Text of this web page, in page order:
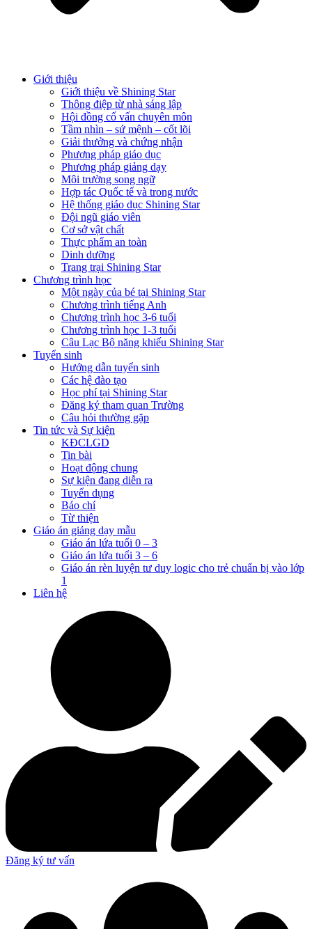
Giới thiệu
Giới thiệu về Shining Star
Thông điệp từ nhà sáng lập
Hội đồng cố vấn chuyên môn
Tầm nhìn – sứ mệnh – cốt lõi
Giải thưởng và chứng nhận
Phương pháp giáo dục
Phương pháp giảng dạy
Môi trường song ngữ
Hợp tác Quốc tế và trong nước
Hệ thống giáo dục Shining Star
Đội ngũ giáo viên
Cơ sở vật chất
Thực phẩm an toàn
Dinh dưỡng
Trang trại Shining Star
Chương trình học
Một ngày của bé tại Shining Star
Chương trình tiếng Anh
Chương trình học 3-6 tuổi
Chương trình học 1-3 tuổi
Câu Lạc Bộ năng khiếu Shining Star
Tuyển sinh
Hướng dẫn tuyển sinh
Các hệ đào tạo
Học phí tại Shining Star
Đăng ký tham quan Trường
Câu hỏi thường gặp
Tin tức và Sự kiện
KĐCLGD
Tin bài
Hoạt động chung
Sự kiện đang diễn ra
Tuyển dụng
Báo chí
Từ thiện
Giáo án giảng dạy mẫu
Giáo án lứa tuổi 0 – 3
Giáo án lứa tuổi 3 – 6
Giáo án rèn luyện tư duy logic cho trẻ chuẩn bị vào lớp
1
Liên hệ
Đăng ký tư vấn